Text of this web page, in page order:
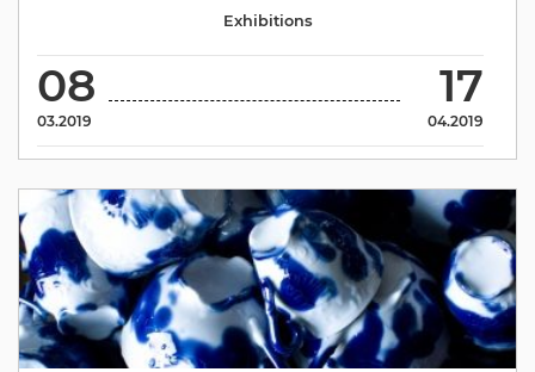
08
03.2019
17
04.2019
Exhibitions